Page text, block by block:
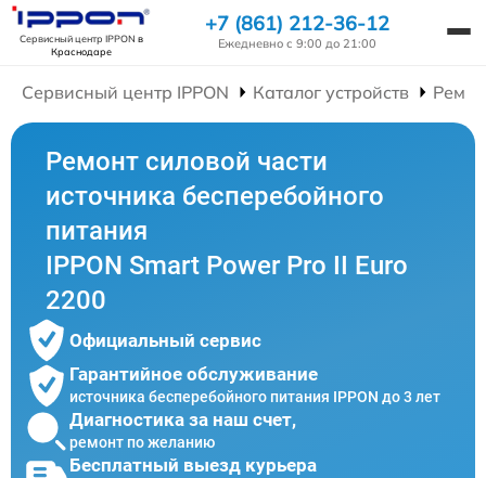
Сервисный центр IPPON в
Краснодаре
+7 (861) 212-36-12
Ежедневно с 9:00 до 21:00
Сервисный центр IPPON Каталог устройств
Ремонт силовой части
источника бесперебойного
питания
IPPON Smart Power Pro II Euro
2200
Официальный сервис
Гарантийное обслуживание
источника бесперебойного питания IPPON до 3 лет
Диагностика за наш счет,
ремонт по желанию
Бесплатный выезд курьера